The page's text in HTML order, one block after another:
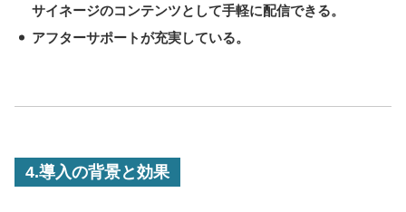
サイネージのコンテンツとして手軽に配信できる。
・ アフターサポートが充実している。
4.導入の背景と効果